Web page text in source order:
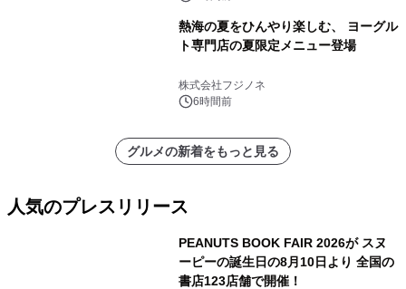
熱海の夏をひんやり楽しむ、 ヨーグル
ト専門店の夏限定メニュー登場
株式会社フジノネ
6時間前
グルメの新着をもっと見る
人気のプレスリリース
PEANUTS BOOK FAIR 2026が スヌ
ーピーの誕生日の8月10日より 全国の
書店123店舗で開催！